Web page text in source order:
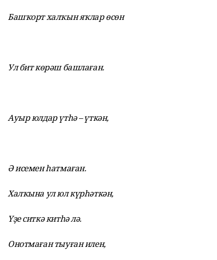
Башҡорт халҡын яҡлар өсөн
Ул бит көрәш башлаған.
Ауыр юлдар үтһә – үткән,
Ә исемен һатмаған.
Халҡына ул юл күрһәткән,
Үҙе ситкә китһә лә.
Онотмаған тыуған илен,